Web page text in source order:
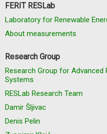
FERIT RESLab
Laboratory for Renewable
About measurements
Research Group
Research Group for Advanced
Systems
RESLab Research Team
Damir Šljivac
Denis Pelin